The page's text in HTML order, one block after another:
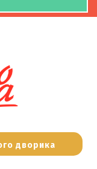
дворика